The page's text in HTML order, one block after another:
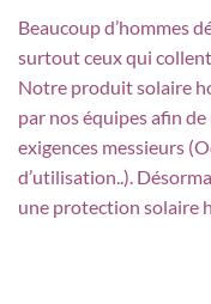
Beaucoup d’hommes
surtout ceux qui
Notre produit solaire
par nos équipes afin
exigences messieurs
d’utilisation..).
une protection solaire